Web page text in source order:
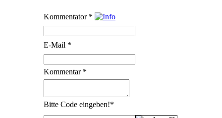
Kommentator *
E-Mail *
Kommentar *
Bitte Code eingeben!*